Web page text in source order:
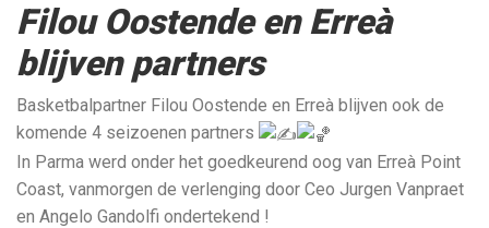
Filou Oostende en Erreà
blijven partners
Basketbalpartner Filou Oostende en Erreà blijven ook de
komende 4 seizoenen partners
In Parma werd onder het goedkeurend oog van Erreà Point
Coast, vanmorgen de verlenging door Ceo Jurgen Vanpraet
en Angelo Gandolfi ondertekend !